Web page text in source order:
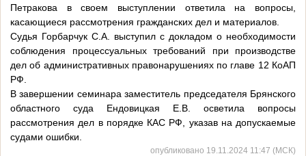
Петракова в своем выступлении ответила на вопросы,
касающиеся рассмотрения гражданских дел и материалов.
Судья Горбарчук С.А. выступил с докладом о необходимости
соблюдения процессуальных требований при производстве
дел об административных правонарушениях по главе 12 КоАП
РФ.
В завершении семинара заместитель председателя Брянского
областного суда Ендовицкая Е.В. осветила вопросы
рассмотрения дел в порядке КАС РФ, указав на допускаемые
судами ошибки.
опубликовано 19.11.2024 11:47 (МСК)